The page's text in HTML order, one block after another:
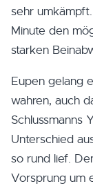
sehr
Minute den
starken
Eupen gelang
wahren, auch
Schlussmanns
Unterschied
so rund lief.
Vorsprung um